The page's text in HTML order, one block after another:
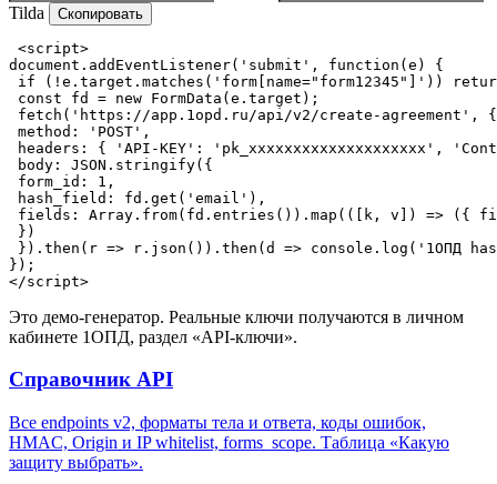
Tilda
Скопировать
<script>
document.addEventListener('submit', function(e) {
if (!e.target.matches('form[name="form12345"]'))
const fd = new FormData(e.target);
fetch('https://app.1opd.ru/api/v2/create-agreement', {
method: 'POST',
headers: { 'API-KEY': 'pk_xxxxxxxxxxxxxxxxxxxx',
body: JSON.stringify({
form_id: 1,
hash_field: fd.get('email'),
fields: Array.from(fd.entries()).map(([k, v]) => ({
})
}).then(r => r.json()).then(d => console.log('1ОПД
});
</script>
Это демо-генератор. Реальные ключи получаются в личном
кабинете 1ОПД, раздел «API-ключи».
Справочник API
Все endpoints v2, форматы тела и ответа, коды ошибок,
HMAC, Origin и IP whitelist, forms_scope. Таблица «Какую
защиту выбрать».